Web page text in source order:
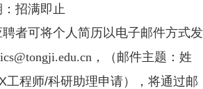
招满即止
者可将个人简历以电子邮件方式发
，（邮件主题：姓
工程师/科研助理申请），将通过邮